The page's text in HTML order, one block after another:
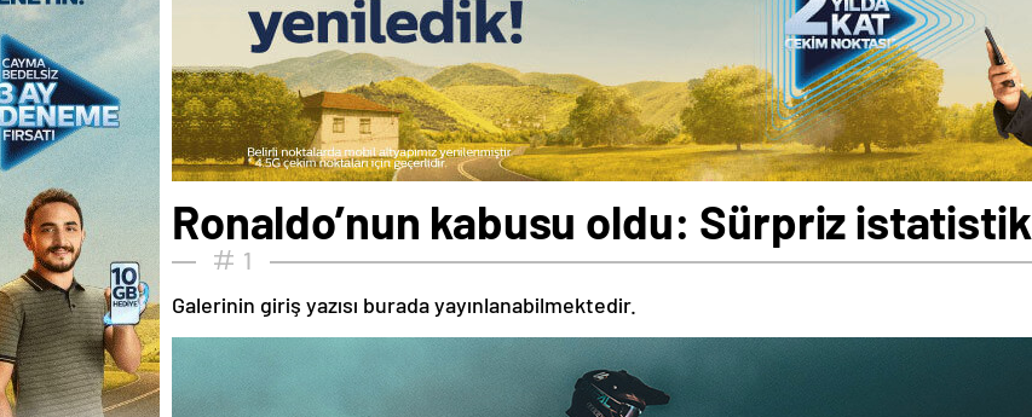
Ronaldo’nun kabusu oldu: Sürpriz istatistik
1
Galerinin giriş yazısı burada yayınlanabilmektedir.